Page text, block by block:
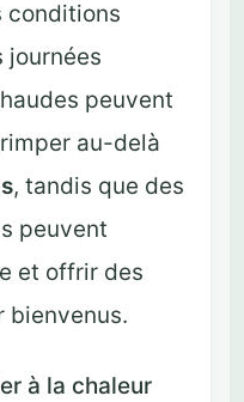
conditions
journées
peuvent
au-delà
, tandis que des
peuvent
et offrir des
bienvenus.
à la chaleur